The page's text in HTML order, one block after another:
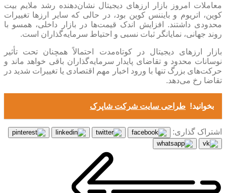
معاملات امروز بازار ارزهای دیجیتال نشان‌دهنده رشد ملایم بیت
کوین، اتریوم و بایننس کوین بود، در حالی که سایر ارزها تغییرات
محدودی داشتند. افزایش اندک قیمت‌ها در بازار داخلی، همسو با
روند جهانی، نمایانگر ثبات نسبی و احتیاط سرمایه‌گذاران است.
بازار ارزهای دیجیتال در کوتاه‌مدت احتمالاً همچنان تحت تأثیر
نوسانات محدود و تقاضای پایدار سرمایه‌گذاران باقی خواهد ماند و
حرکت‌های بزرگ تنها با ورود اخبار مهم اقتصادی یا تغییرات شدید در
تقاضا رخ می‌دهد.
بخوانید! طراحی سایت شرکت شاپرک
اشتراک گذاری: